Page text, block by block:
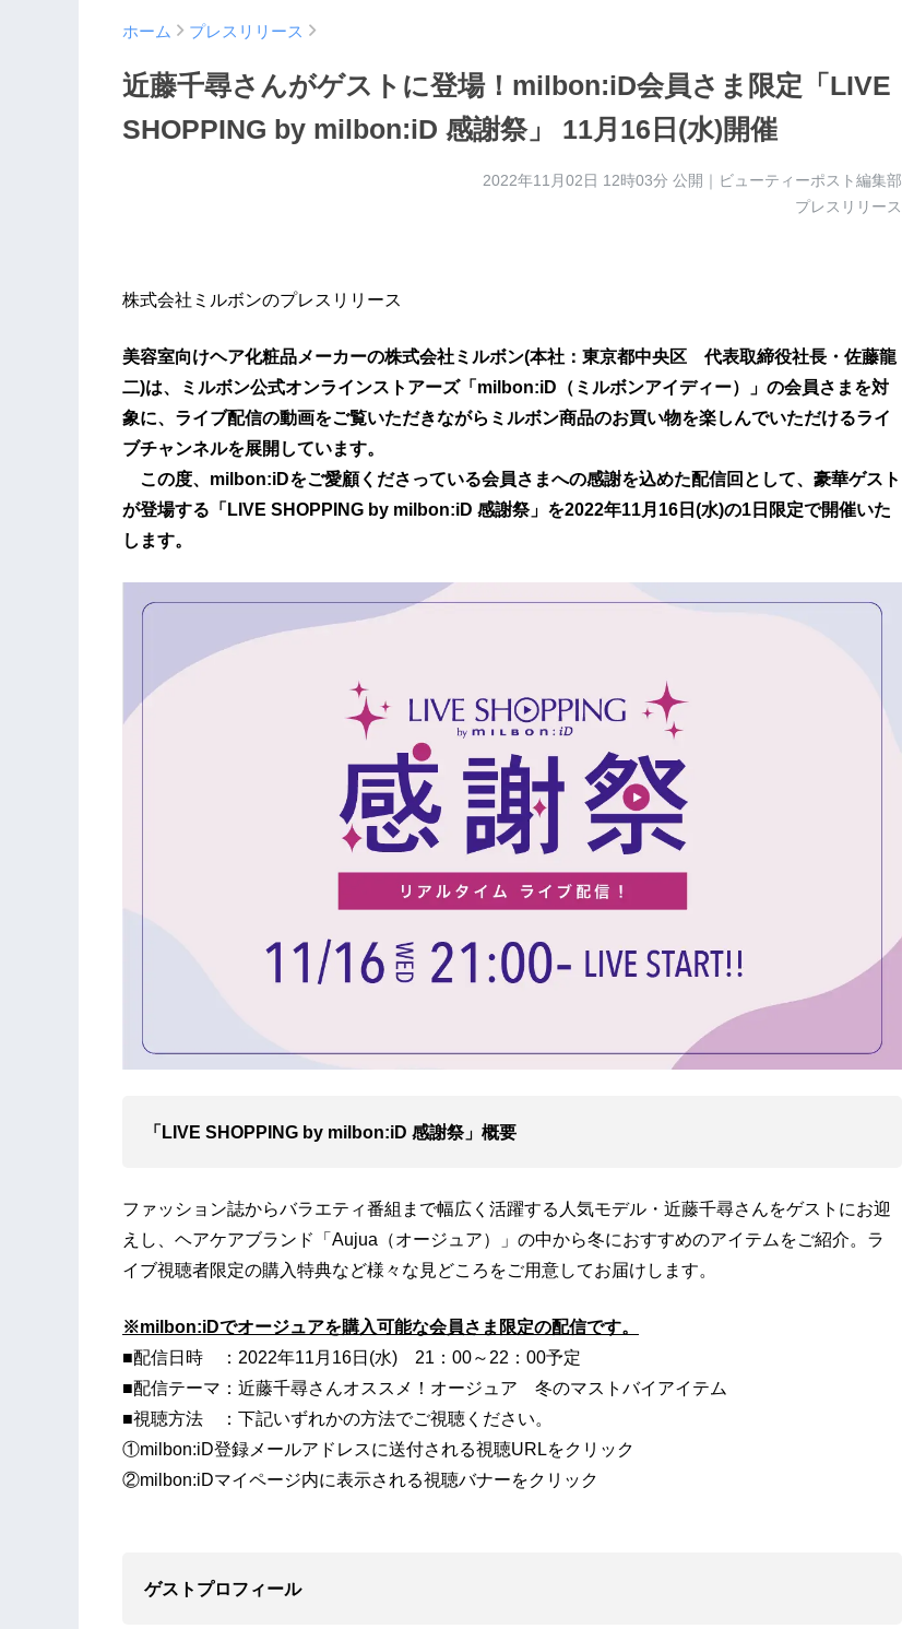
ホーム プレスリリース
近藤千尋さんがゲストに登場！milbon:iD会員さま限定「LIVE
SHOPPING by milbon:iD 感謝祭」 11月16日(水)開催
2022年11月02日 12時03分 公開｜ビューティーポスト編集部
プレスリリース
株式会社ミルボンのプレスリリース
美容室向けヘア化粧品メーカーの株式会社ミルボン(本社：東京都中央区 代表取締役社長・佐藤龍
二)は、ミルボン公式オンラインストアーズ「milbon:iD（ミルボンアイディー）」の会員さまを対
象に、ライブ配信の動画をご覧いただきながらミルボン商品のお買い物を楽しんでいただけるライ
ブチャンネルを展開しています。
この度、milbon:iDをご愛顧くださっている会員さまへの感謝を込めた配信回として、豪華ゲスト
が登場する「LIVE SHOPPING by milbon:iD 感謝祭」を2022年11月16日(水)の1日限定で開催いた
します。
「LIVE SHOPPING by milbon:iD 感謝祭」概要
ファッション誌からバラエティ番組まで幅広く活躍する人気モデル・近藤千尋さんをゲストにお迎
えし、ヘアケアブランド「Aujua（オージュア）」の中から冬におすすめのアイテムをご紹介。ラ
イブ視聴者限定の購入特典など様々な見どころをご用意してお届けします。
※milbon:iDでオージュアを購入可能な会員さま限定の配信です。
■配信日時 ：2022年11月16日(水) 21：00～22：00予定
■配信テーマ：近藤千尋さんオススメ！オージュア 冬のマストバイアイテム
■視聴方法 ：下記いずれかの方法でご視聴ください。
①milbon:iD登録メールアドレスに送付される視聴URLをクリック
②milbon:iDマイページ内に表示される視聴バナーをクリック
ゲストプロフィール